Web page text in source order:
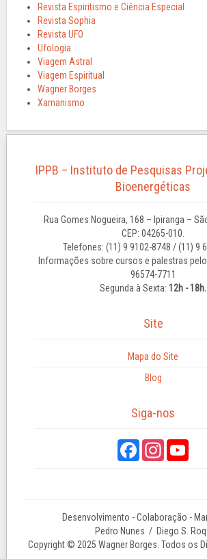
Revista Espiritismo e Ciência Especial
Revista Sophia
Revista UFO
Ufologia
Viagem Astral
Viagem Espiritual
Wagner Borges
Xamanismo
IPPB – Instituto de Pesquisas
Bioenergéticas
Rua Gomes Nogueira, 168 – Ipiranga –
CEP: 04265-010.
Telefones: (11) 9 9102-8748 / (11) 9
Informações sobre cursos e palestras
96574-7711
Segunda à Sexta: 12h - 18h.
Site
Mapa do Site
Blog
Siga-nos
Desenvolvimento - Colaboração -
Pedro Nunes / Diego S.
Copyright © 2025 Wagner Borges. Todos os